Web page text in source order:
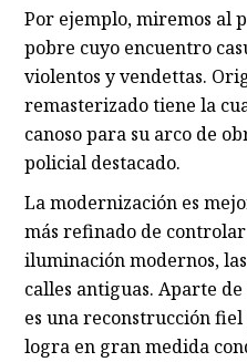
Por ejemplo, miremos al
pobre cuyo encuentro
violentos y vendettas.
remasterizado tiene la
canoso para su arco de
policial destacado.
La modernización es
más refinado de
iluminación modernos,
calles antiguas. Aparte
es una reconstrucción
logra en gran medida